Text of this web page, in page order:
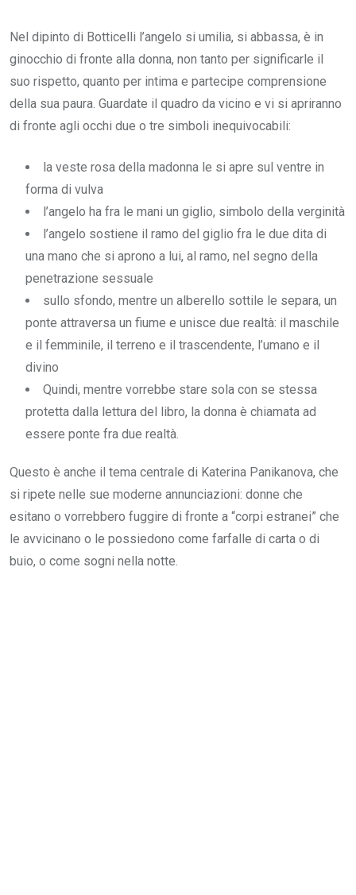
Nel dipinto di Botticelli l’angelo si umilia, si abbassa, è in
ginocchio di fronte alla donna, non tanto per significarle il
suo rispetto, quanto per intima e partecipe comprensione
della sua paura. Guardate il quadro da vicino e vi si apriranno
di fronte agli occhi due o tre simboli inequivocabili:
la veste rosa della madonna le si apre sul ventre in
forma di vulva
l’angelo ha fra le mani un giglio, simbolo della verginità
l’angelo sostiene il ramo del giglio fra le due dita di
una mano che si aprono a lui, al ramo, nel segno della
penetrazione sessuale
sullo sfondo, mentre un alberello sottile le separa, un
ponte attraversa un fiume e unisce due realtà: il maschile
e il femminile, il terreno e il trascendente, l’umano e il
divino
Quindi, mentre vorrebbe stare sola con se stessa
protetta dalla lettura del libro, la donna è chiamata ad
essere ponte fra due realtà.
Questo è anche il tema centrale di Katerina Panikanova, che
si ripete nelle sue moderne annunciazioni: donne che
esitano o vorrebbero fuggire di fronte a “corpi estranei” che
le avvicinano o le possiedono come farfalle di carta o di
buio, o come sogni nella notte.